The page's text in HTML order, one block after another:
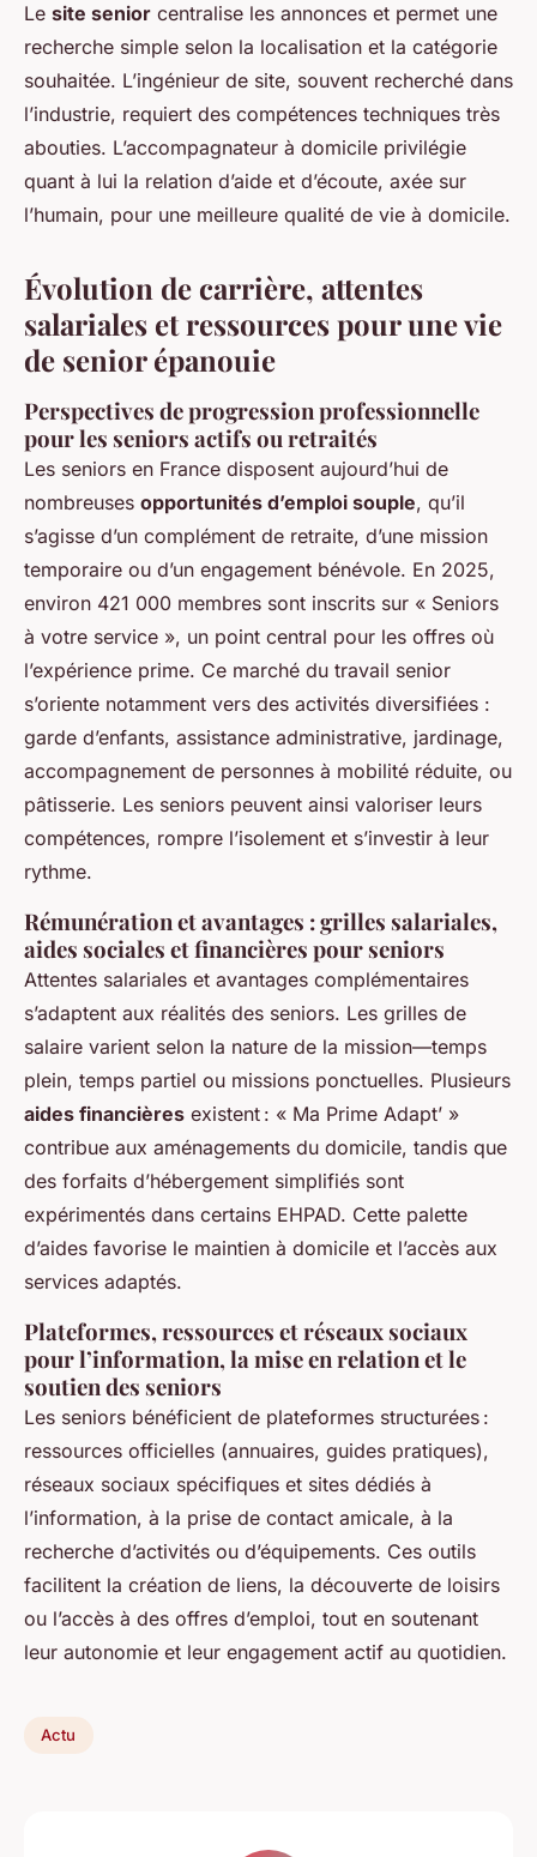
Le site senior centralise les annonces et permet une
recherche simple selon la localisation et la catégorie
souhaitée. L’ingénieur de site, souvent recherché dans
l’industrie, requiert des compétences techniques très
abouties. L’accompagnateur à domicile privilégie
quant à lui la relation d’aide et d’écoute, axée sur
l’humain, pour une meilleure qualité de vie à domicile.
Évolution de carrière, attentes
salariales et ressources pour une vie
de senior épanouie
Perspectives de progression professionnelle
pour les seniors actifs ou retraités
Les seniors en France disposent aujourd’hui de
nombreuses opportunités d’emploi souple, qu’il
s’agisse d’un complément de retraite, d’une mission
temporaire ou d’un engagement bénévole. En 2025,
environ 421 000 membres sont inscrits sur « Seniors
à votre service », un point central pour les offres où
l’expérience prime. Ce marché du travail senior
s’oriente notamment vers des activités diversifiées :
garde d’enfants, assistance administrative, jardinage,
accompagnement de personnes à mobilité réduite, ou
pâtisserie. Les seniors peuvent ainsi valoriser leurs
compétences, rompre l’isolement et s’investir à leur
rythme.
Rémunération et avantages : grilles salariales,
aides sociales et financières pour seniors
Attentes salariales et avantages complémentaires
s’adaptent aux réalités des seniors. Les grilles de
salaire varient selon la nature de la mission—temps
plein, temps partiel ou missions ponctuelles. Plusieurs
aides financières existent : « Ma Prime Adapt’ »
contribue aux aménagements du domicile, tandis que
des forfaits d’hébergement simplifiés sont
expérimentés dans certains EHPAD. Cette palette
d’aides favorise le maintien à domicile et l’accès aux
services adaptés.
Plateformes, ressources et réseaux sociaux
pour l’information, la mise en relation et le
soutien des seniors
Les seniors bénéficient de plateformes structurées :
ressources officielles (annuaires, guides pratiques),
réseaux sociaux spécifiques et sites dédiés à
l’information, à la prise de contact amicale, à la
recherche d’activités ou d’équipements. Ces outils
facilitent la création de liens, la découverte de loisirs
ou l’accès à des offres d’emploi, tout en soutenant
leur autonomie et leur engagement actif au quotidien.
Actu